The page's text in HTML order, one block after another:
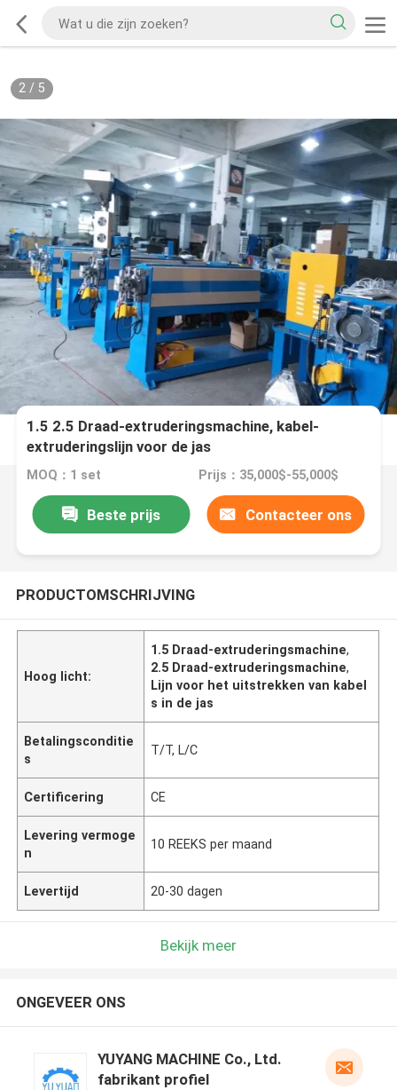
2/ 5
1.5 2.5 Draad-extruderingsmachine, kabel-
extruderingslijn voor de jas
MOQ：1 set Prijs：35,000$-55,000$
Beste prijs Contacteer ons
PRODUCTOMSCHRIJVING
Hoog licht:
1.5 Draad-extruderingsmachine,
2.5 Draad-extruderingsmachine,
Lijn voor het uitstrekken van kabel
s in de jas
Betalingsconditie
s
T/T, L/C
Certificering CE
Levering vermoge
n
10 REEKS per maand
Levertijd 20-30 dagen
Bekijk meer
ONGEVEER ONS
YUYANG MACHINE Co., Ltd.
fabrikant profiel